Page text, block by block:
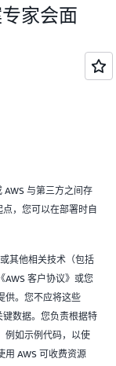
家会面
与第三方之间存
，您可以在部署时自
其他相关技术（包括
AWS 客户协议》或您
供。您不应将这些
数据。您负责根据特
例如示例代码，以使
用 AWS 可收费资源